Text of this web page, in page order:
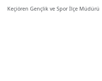
Keçiören Gençlik ve Spor İlçe Müdürü